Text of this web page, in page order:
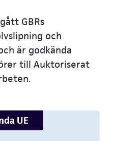
GBRs
och
är godkända
till Auktoriserat
UE